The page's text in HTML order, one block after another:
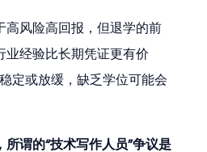
高风险高回报，但退学的前
业经验比长期凭证更有价
定或放缓，缺乏学位可能会
谓的“技术写作人员”争议是